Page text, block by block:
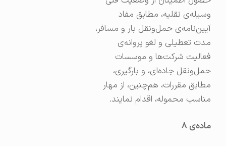
وسیله‌ی نقلیه، مطابق مفاد
آیین‌نامه‌ی حمل‌ونقل بار و مسافر،
مدت تعطیلی و لغو پروانه‌ی
فعالیت شرکت‌ها و موسسات
حمل‌ونقل جاده‌ای، و بارگیری،
مطابق مقررات، هم‌چنین، از مهار
مناسب محموله، اقدام نمایند.
ماده‌ی۸